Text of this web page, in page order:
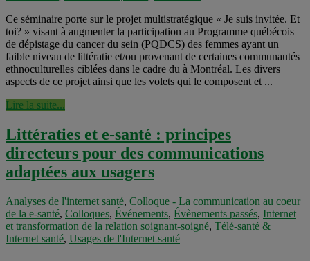
Ce séminaire porte sur le projet multistratégique « Je suis invitée. Et
toi? » visant à augmenter la participation au Programme québécois
de dépistage du cancer du sein (PQDCS) des femmes ayant un
faible niveau de littératie et/ou provenant de certaines communautés
ethnoculturelles ciblées dans le cadre du à Montréal. Les divers
aspects de ce projet ainsi que les volets qui le composent et ...
Lire la suite...
Littératies et e-santé : principes
directeurs pour des communications
adaptées aux usagers
Analyses de l'internet santé, Colloque - La communication au coeur
de la e-santé, Colloques, Événements, Évènements passés, Internet
et transformation de la relation soignant-soigné, Télé-santé &
Internet santé, Usages de l'Internet santé